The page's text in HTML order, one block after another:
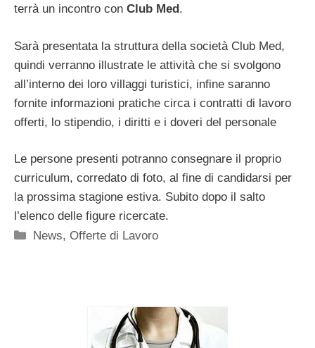
terrà un incontro con Club Med .
Sarà presentata la struttura della società Club Med,
quindi verranno illustrate le attività che si svolgono
all’interno dei loro villaggi turistici, infine saranno
fornite informazioni pratiche circa i contratti di lavoro
offerti, lo stipendio, i diritti e i doveri del personale
Le persone presenti potranno consegnare il proprio
curriculum, corredato di foto, al fine di candidarsi per
la prossima stagione estiva. Subito dopo il salto
l’elenco delle figure ricercate.
Categorie
News,Offerte di Lavoro